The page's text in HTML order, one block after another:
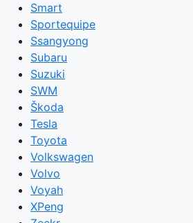
Smart
Sportequipe
Ssangyong
Subaru
Suzuki
SWM
Škoda
Tesla
Toyota
Volkswagen
Volvo
Voyah
XPeng